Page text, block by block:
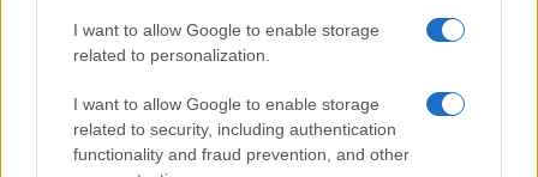
I want to allow Google to enable storage
related to personalization.
I want to allow Google to enable storage
related to security, including authentication
functionality and fraud prevention, and other
CHI SIAMO CONTATTI PUBBLICITÀ LAVORA CON NOI
OTTO CHANNEL